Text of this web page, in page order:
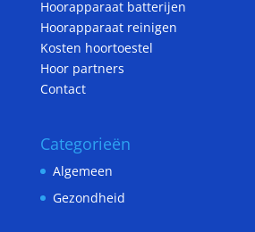
Hoorapparaat batterijen
Hoorapparaat reinigen
Kosten hoortoestel
Hoor partners
Contact
Categorieën
Algemeen
Gezondheid